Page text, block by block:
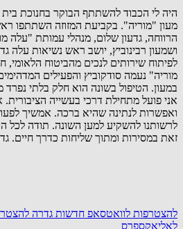
היה לי הכבוד להשתתף הבוקר בחנוכת
מעון "מוריה". בקביעת המזוזה השתתפו
הרווחה, גדעון שלום, מנהלי עמותת "עלה
ושמעון רבינוביץ, יושב ראש נשיאות עלה
לפיתוח שירותים לנכים מהביטוח הלאומי,
מוריה" נעמה סודקוביץ והפעילים
במעון. הטיפול בשונה הוא חלק בלתי
אני פועל מתחילת דרכי בעשייה הציבורית.
ואפשרות לנתינה שהיא ברכה. אמשיך
לרשותנו להשקיע למען השונה. תודה לכל
זאת במסירות ומתוך שליחות כדרך חיים.
להצטרפות לוואטסאפ חדשות גדרה
לאליאקספרס